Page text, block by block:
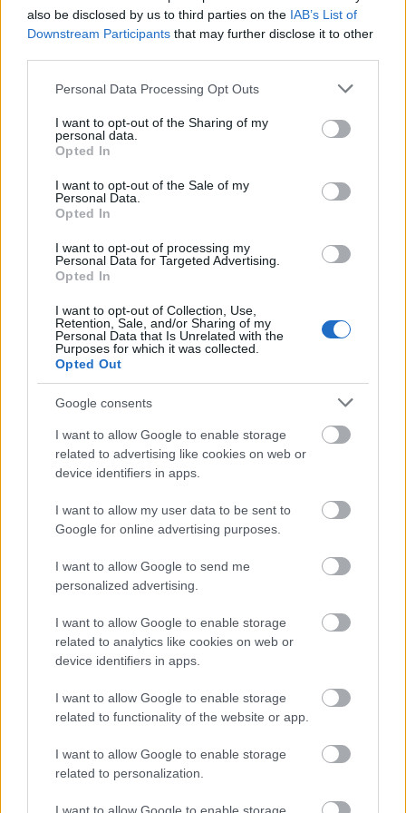
also be disclosed by us to third parties on the IAB’s List of
Downstream Participants that may further disclose it to other
Please note that this website/app uses one or more Google
not limited to your visit or usage behaviour. You may click to
grant or deny consent to Google and its third-party tags to
use your data for below specified purposes in below Google
consent section.
Personal Data Processing Opt Outs
I want to opt-out of the Sharing of my
personal data.
Opted In
I want to opt-out of the Sale of my
Personal Data.
Opted In
I want to opt-out of processing my
Personal Data for Targeted Advertising.
Opted In
I want to opt-out of Collection, Use,
Retention, Sale, and/or Sharing of my
Personal Data that Is Unrelated with the
Purposes for which it was collected.
Opted Out
Google consents
I want to allow Google to enable storage
related to advertising like cookies on web or
device identifiers in apps.
I want to allow my user data to be sent to
Google for online advertising purposes.
I want to allow Google to send me
personalized advertising.
I want to allow Google to enable storage
related to analytics like cookies on web or
device identifiers in apps.
I want to allow Google to enable storage
related to functionality of the website or app.
I want to allow Google to enable storage
related to personalization.
εργασίας σε Γυμνάσια και Λύκεια οι μαθητές δεν θα
λάβουν απουσία τις ώρες που οι εκπαιδευτικοί τους
συμμετέχουν στη στάση.
Αντίστοιχαδεν τίθεται ζήτημα «λουκέτο» στα
πανεπιστήμια. Τα μαθήματα θα γίνουν κανονικά
κατέβουν στο συλλαλητήριο μπορούν να το
πράξουν αλλά αν εκείνη τη μέρα έχουν μαθήματα
με υποχρεωτική παρουσία (εργαστήρια) θα πάρουν
κανονική απουσία.
ΑΣΕΠ: Πιστοποίηση Αγγλικών σε
μόνο 2 ημέρες στα χέρια σας
ΑΣΕΠ: Εξ αποστάσεως η πιο Εύκολη
Πιστοποίηση Υπολογιστών σε 2
μέρες
Μάθε πρώτος όλες τις σημαντικές
ειδήσεις.
Βάλε το proson.gr στα αποτελέσματα